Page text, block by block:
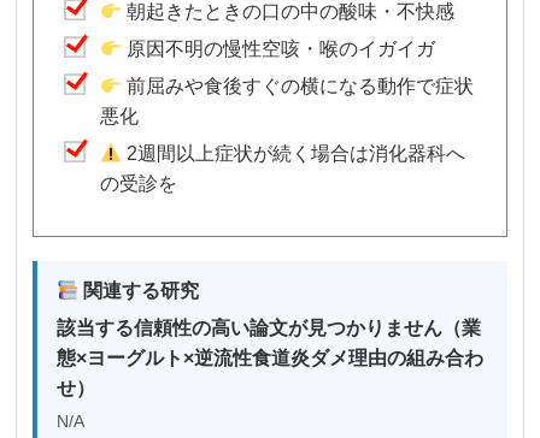
朝起きたときの口の中の酸味・不快感
原因不明の慢性空咳・喉のイガイガ
前屈みや食後すぐの横になる動作で症状
悪化
2週間以上症状が続く場合は消化器科へ
の受診を
関連する研究
該当する信頼性の高い論文が見つかりません（業
態×ヨーグルト×逆流性食道炎ダメ理由の組み合わ
せ）
N/A